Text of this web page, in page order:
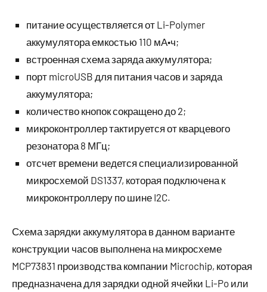
питание осуществляется от Li-Polymer
аккумулятора емкостью 110 мА•ч;
встроенная схема заряда аккумулятора;
порт microUSB для питания часов и заряда
аккумулятора;
количество кнопок сокращено до 2;
микроконтроллер тактируется от кварцевого
резонатора 8 МГц;
отсчет времени ведется специализированной
микросхемой DS1337, которая подключена к
микроконтроллеру по шине I2C.
Схема зарядки аккумулятора в данном варианте
конструкции часов выполнена на микросхеме
MCP73831 производства компании Microchip, которая
предназначена для зарядки одной ячейки Li-Po или